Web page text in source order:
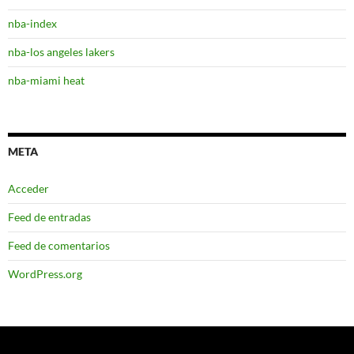
nba-index
nba-los angeles lakers
nba-miami heat
META
Acceder
Feed de entradas
Feed de comentarios
WordPress.org